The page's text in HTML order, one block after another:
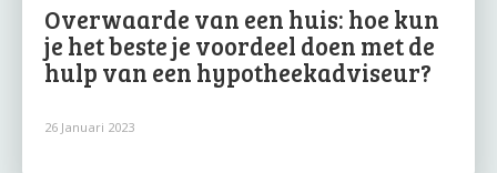
Overwaarde van een huis: hoe kun
je het beste je voordeel doen met de
hulp van een hypotheekadviseur?
26 Januari 2023